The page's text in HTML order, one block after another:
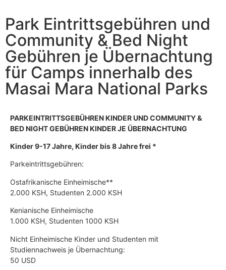
Park Eintrittsgebühren und
Community & Bed Night
Gebühren je Übernachtung
für Camps innerhalb des
Masai Mara National Parks
PARKEINTRITTSGEBÜHREN KINDER UND COMMUNITY &
BED NIGHT GEBÜHREN KINDER JE ÜBERNACHTUNG
Kinder 9-17 Jahre, Kinder bis 8 Jahre frei *
Parkeintrittsgebühren:
Ostafrikanische Einheimische**
2.000 KSH, Studenten 2.000 KSH
Kenianische Einheimische
1.000 KSH, Studenten 1000 KSH
Nicht Einheimische Kinder und Studenten mit
Studiennachweis je Übernachtung:
50 USD